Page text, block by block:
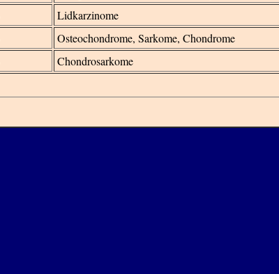
Lidkarzinome
Osteochondrome, Sarkome, Chondrome
Chondrosarkome